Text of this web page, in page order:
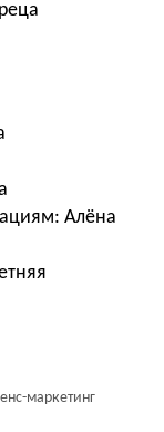
Алёна
маркетинг